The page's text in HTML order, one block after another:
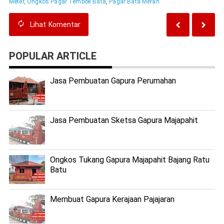
Meter,Ongkos Pagar Tembok Bata, Pagar Bata Merah
Lihat Komentar
POPULAR ARTICLE
Jasa Pembuatan Gapura Perumahan
Jasa Pembuatan Sketsa Gapura Majapahit
Ongkos Tukang Gapura Majapahit Bajang Ratu
Batu
Membuat Gapura Kerajaan Pajajaran